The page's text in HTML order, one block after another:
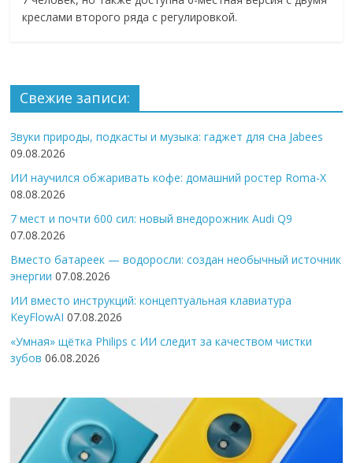
креслами второго ряда с регулировкой.
Свежие записи:
Звуки природы, подкасты и музыка: гаджет для сна Jabees
09.08.2026
ИИ научился обжаривать кофе: домашний ростер Roma-X
08.08.2026
7 мест и почти 600 сил: новый внедорожник Audi Q9
07.08.2026
Вместо батареек — водоросли: создан необычный источник
энергии 07.08.2026
ИИ вместо инструкций: концептуальная клавиатура
KeyFlowAI 07.08.2026
«Умная» щётка Philips с ИИ следит за качеством чистки
зубов 06.08.2026